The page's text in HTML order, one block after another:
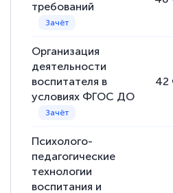
полезных материалов
книги, методические
статьи. Времени на
достаточно. Курс
аттестацию в школе.
Евгения Коротких
требований
Организация
деятельности
воспитателя в
условиях ФГОС ДО
42
Психолого-
педагогические
технологии
воспитания и